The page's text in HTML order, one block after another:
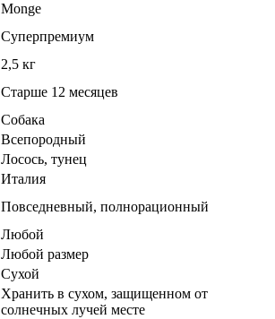
Monge
Суперпремиум
2,5 кг
Старше 12 месяцев
Собака
Всепородный
Лосось, тунец
Италия
Повседневный, полнорационный
Любой
Любой размер
Сухой
Хранить в сухом, защищенном от
солнечных лучей месте